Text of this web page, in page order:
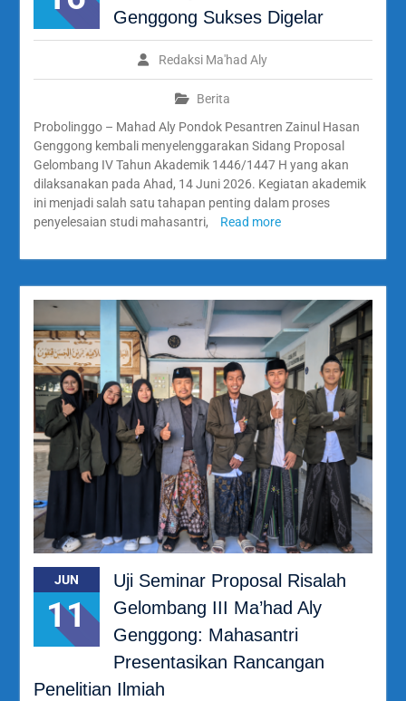
Genggong Sukses Digelar
Redaksi Ma'had Aly
Berita
Probolinggo – Mahad Aly Pondok Pesantren Zainul Hasan
Genggong kembali menyelenggarakan Sidang Proposal
Gelombang IV Tahun Akademik 1446/1447 H yang akan
dilaksanakan pada Ahad, 14 Juni 2026. Kegiatan akademik
ini menjadi salah satu tahapan penting dalam proses
penyelesaian studi mahasantri,
Read more
JUN
11
Uji Seminar Proposal Risalah
Gelombang III Ma’had Aly
Genggong: Mahasantri
Presentasikan Rancangan
Penelitian Ilmiah